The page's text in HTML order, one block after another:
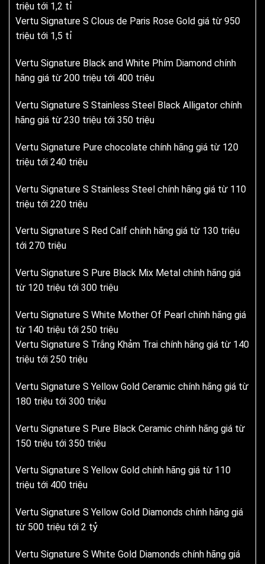
triệu tới 1,2 tỉ
Vertu Signature S Clous de Paris Rose Gold giá từ 950
triệu tới 1,5 tỉ
Vertu Signature Black and White Phím Diamond chính
hãng giá từ 200 triệu tới 400 triệu
Vertu Signature S Stainless Steel Black Alligator chính
hãng giá từ 230 triệu tới 350 triệu
Vertu Signature Pure chocolate chính hãng giá từ 120
triệu tới 240 triệu
Vertu Signature S Stainless Steel chính hãng giá từ 110
triệu tới 220 triệu
Vertu Signature S Red Calf chính hãng giá từ 130 triệu
tới 270 triệu
Vertu Signature S Pure Black Mix Metal chính hãng giá
từ 120 triệu tới 300 triệu
Vertu Signature S White Mother Of Pearl chính hãng giá
từ 140 triệu tới 250 triệu
Vertu Signature S Trắng Khảm Trai chính hãng giá từ 140
triệu tới 250 triệu
Vertu Signature S Yellow Gold Ceramic chính hãng giá từ
180 triệu tới 300 triệu
Vertu Signature S Pure Black Ceramic chính hãng giá từ
150 triệu tới 350 triệu
Vertu Signature S Yellow Gold chính hãng giá từ 110
triệu tới 400 triệu
Vertu Signature S Yellow Gold Diamonds chính hãng giá
từ 500 triệu tới 2 tỷ
Vertu Signature S White Gold Diamonds chính hãng giá